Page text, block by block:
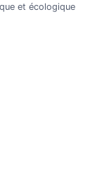
et écologique